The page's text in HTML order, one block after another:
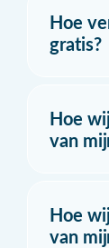
Hoe
gratis?
Hoe
van
Hoe
van